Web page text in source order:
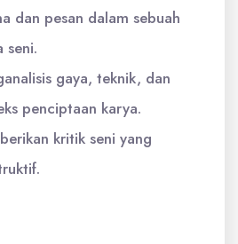
dan pesan dalam sebuah
seni.
gaya, teknik, dan
penciptaan karya.
kritik seni yang